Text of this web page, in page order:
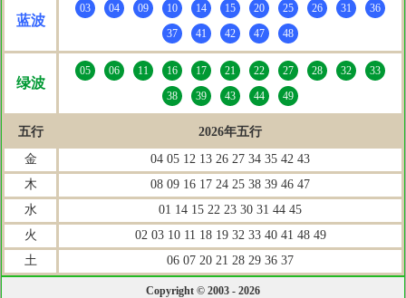
蓝波
03 04 09 10 14 15 20 25 26 31
36
37
41 42 47 48
绿波
05 06 11 16 17 21 22 27 28 32
33
38
39 43 44 49
五行
2026年五行
金
04 05 12 13 26 27 34 35 42 43
木
08 09 16 17 24 25 38 39 46 47
水
01 14 15 22 23 30 31 44 45
火
02 03 10 11 18 19 32 33 40 41 48 49
土
06 07 20 21 28 29 36 37
Copyright © 2003 - 2026